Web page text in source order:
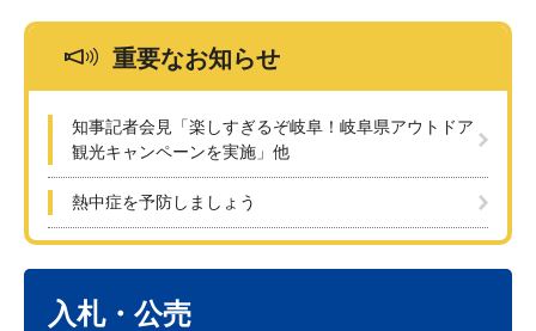
重要なお知らせ
知事記者会見「楽しすぎるぞ岐阜！岐阜県アウトドア
観光キャンペーンを実施」他
熱中症を予防しましょう
入札・公売